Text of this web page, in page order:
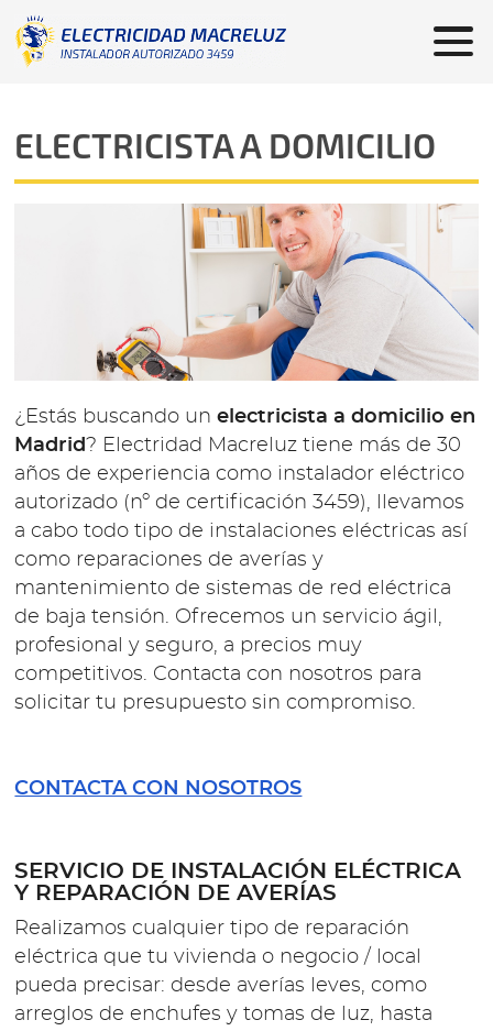
ELECTRICISTA A DOMICILIO
¿Estás buscando unelectricista a domicilio en
Madrid? Electridad Macreluz tiene más de 30
años de experiencia como instalador eléctrico
autorizado (nº de certificación 3459), llevamos
a cabo todo tipo de instalaciones eléctricas así
como reparaciones de averías y
mantenimiento de sistemas de red eléctrica
de baja tensión. Ofrecemos un servicio ágil,
profesional y seguro, a precios muy
competitivos. Contacta con nosotros para
solicitar tu presupuesto sin compromiso.
CONTACTA CON NOSOTROS
SERVICIO DE INSTALACIÓN ELÉCTRICA
Y REPARACIÓN DE AVERÍAS
Realizamos cualquier tipo de reparación
eléctrica que tu vivienda o negocio / local
pueda precisar: desde averías leves, como
arreglos de enchufes y tomas de luz, hasta